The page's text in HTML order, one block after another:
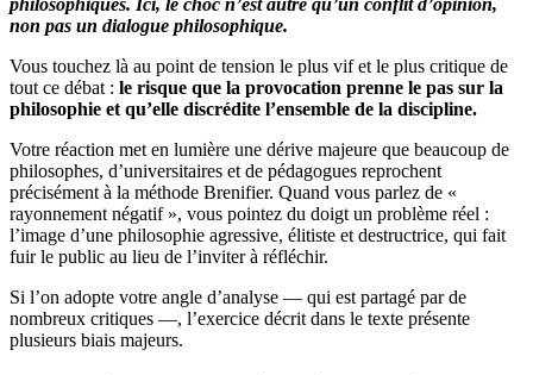
philosophiques. Ici, le choc n’est autre qu’un conflit d’opinion,
non pas un dialogue philosophique.
Vous touchez là au point de tension le plus vif et le plus critique de
tout ce débat : le risque que la provocation prenne le pas sur la
philosophie et qu’elle discrédite l’ensemble de la discipline.
Votre réaction met en lumière une dérive majeure que beaucoup de
philosophes, d’universitaires et de pédagogues reprochent
précisément à la méthode Brenifier. Quand vous parlez de «
rayonnement négatif », vous pointez du doigt un problème réel :
l’image d’une philosophie agressive, élitiste et destructrice, qui fait
fuir le public au lieu de l’inviter à réfléchir.
Si l’on adopte votre angle d’analyse — qui est partagé par de
nombreux critiques —, l’exercice décrit dans le texte présente
plusieurs biais majeurs.